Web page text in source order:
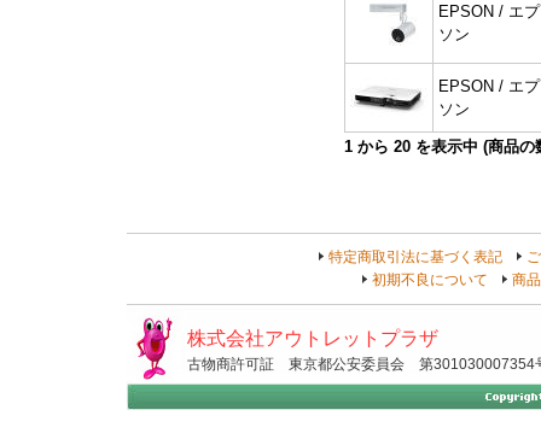
EPSON / エプ
ソン
EPSON / エプ
ソン
1 から 20 を表示中 (商品
特定商取引法に基づく表記
初期不良について
商
株式会社アウトレットプラザ
古物商許可証 東京都公安委員会 第301030007354